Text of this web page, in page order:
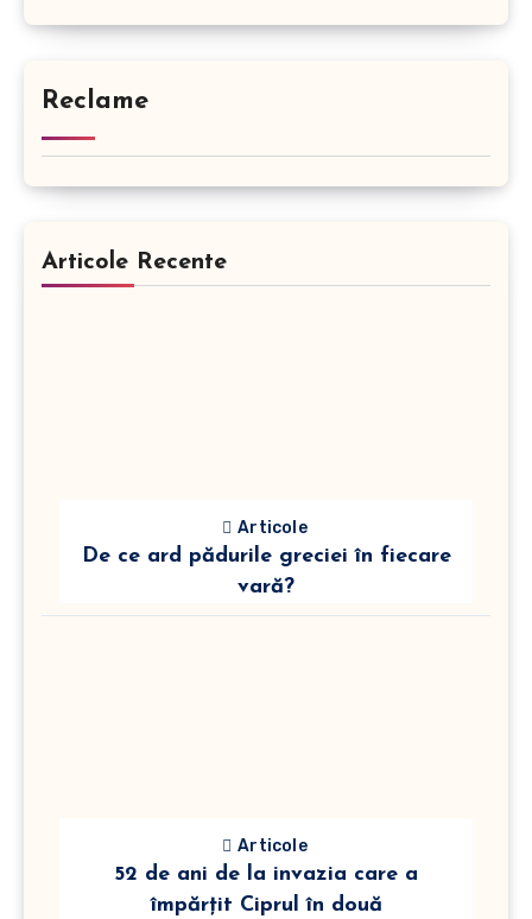
Reclame
Articole Recente
Articole
De ce ard pădurile greciei în fiecare
vară?
Articole
52 de ani de la invazia care a
împărțit Ciprul în două